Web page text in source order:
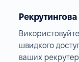
Рекрутингова
швидкого
ваших